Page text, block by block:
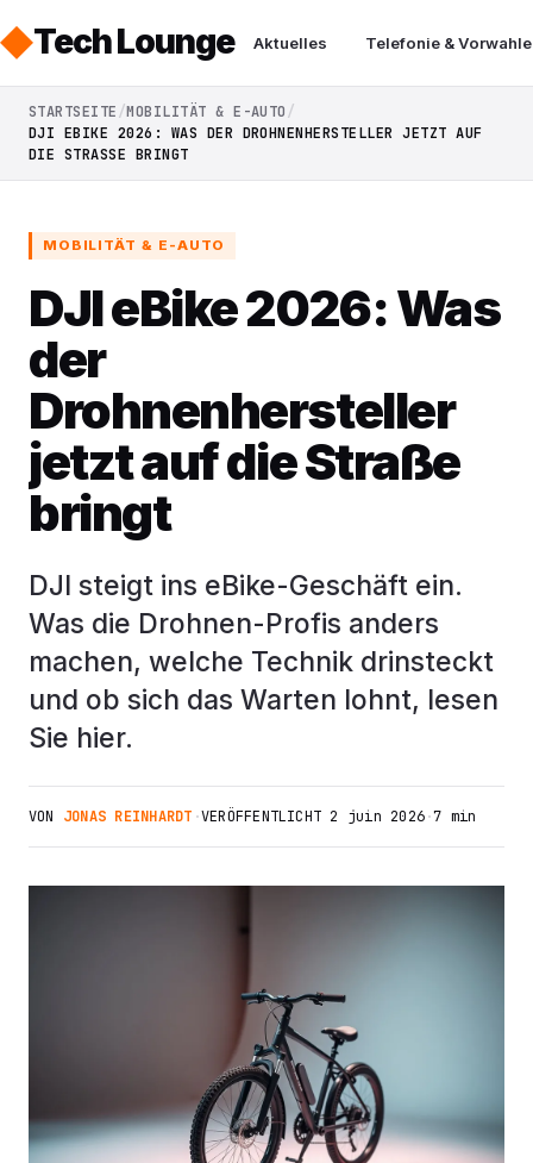
Tech Lounge Aktuelles Telefonie &
STARTSEITE MOBILITÄT & E-AUTO
DJI EBIKE 2026: WAS DER DROHNENHERSTELLER JETZT AUF
DIE STRASSE BRINGT
MOBILITÄT & E-AUTO
DJI eBike 2026: Was
der
Drohnenhersteller
jetzt auf die Straße
bringt
DJI steigt ins eBike-Geschäft ein.
Was die Drohnen-Profis anders
machen, welche Technik drinsteckt
und ob sich das Warten lohnt, lesen
Sie hier.
VON JONAS REINHARDT ·VERÖFFENTLICHT 2 juin 2026·7 min